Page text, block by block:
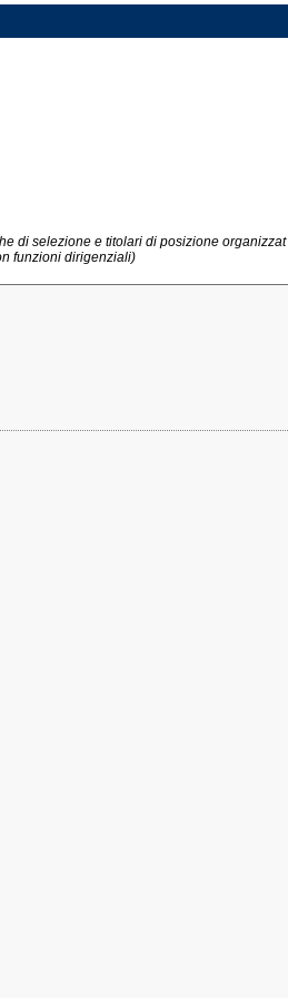
di selezione e titolari di posizione organizzat
funzioni dirigenziali)